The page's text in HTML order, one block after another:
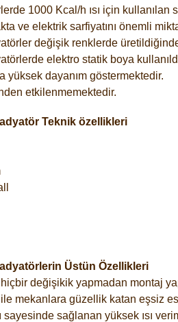
1000 Kcal/h ısı için kullanılan
ve elektrik sarfiyatını önemli
değişik renklerde
elektro statik boya
dayanım göstermektedir.
etkilenmemektedir.
Teknik özellikleri
Üstün Özellikleri
değişikik yapmadan montaj
mekanlara güzellik katan eşsiz
sayesinde sağlanan yüksek ısı